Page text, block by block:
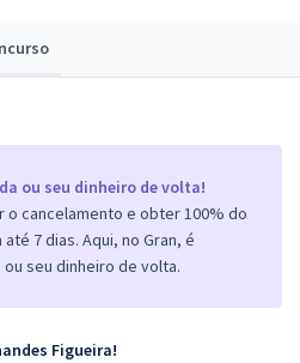
ou seu dinheiro de volta!
o cancelamento e obter 100% do
7 dias. Aqui, no Gran, é
seu dinheiro de volta.
Figueira!